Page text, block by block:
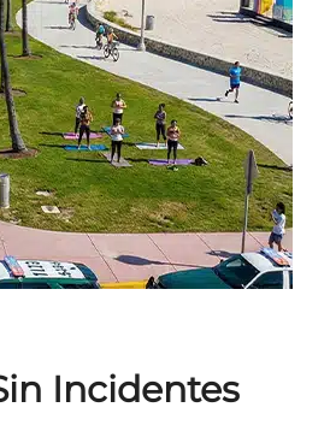
Incidentes